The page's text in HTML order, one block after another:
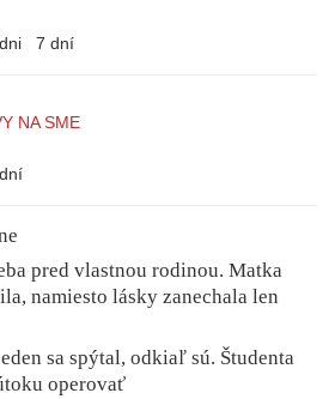
7 dní
NA SME
pred vlastnou rodinou. Matka
namiesto lásky zanechala len
sa spýtal, odkiaľ sú. Študenta
operovať